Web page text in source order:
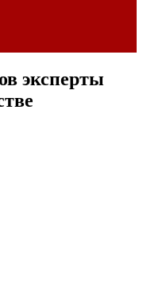
эксперты